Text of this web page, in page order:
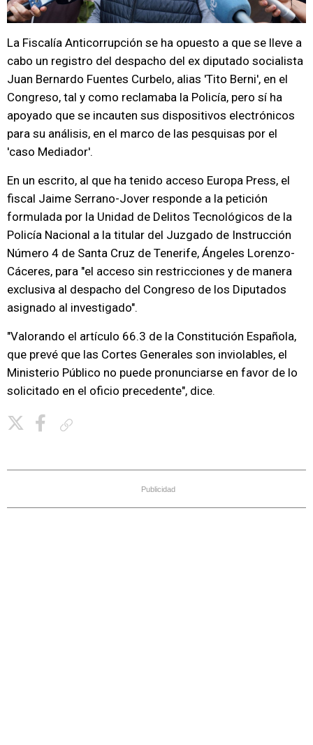
La Fiscalía Anticorrupción se ha opuesto a que se lleve a
cabo un registro del despacho del ex diputado socialista
Juan Bernardo Fuentes Curbelo, alias 'Tito Berni', en el
Congreso, tal y como reclamaba la Policía, pero sí ha
apoyado que se incauten sus dispositivos electrónicos
para su análisis, en el marco de las pesquisas por el
'caso Mediador'.
En un escrito, al que ha tenido acceso Europa Press, el
fiscal Jaime Serrano-Jover responde a la petición
formulada por la Unidad de Delitos Tecnológicos de la
Policía Nacional a la titular del Juzgado de Instrucción
Número 4 de Santa Cruz de Tenerife, Ángeles Lorenzo-
Cáceres, para "el acceso sin restricciones y de manera
exclusiva al despacho del Congreso de los Diputados
asignado al investigado".
"Valorando el artículo 66.3 de la Constitución Española,
que prevé que las Cortes Generales son inviolables, el
Ministerio Público no puede pronunciarse en favor de lo
solicitado en el oficio precedente", dice.
Publicidad